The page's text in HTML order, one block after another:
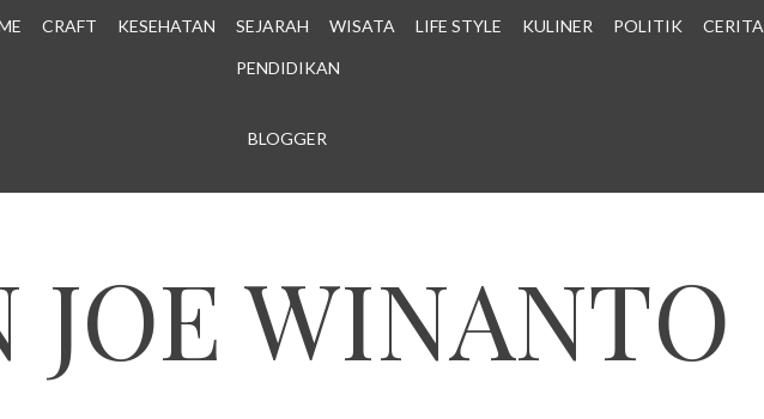
CRAFT KESEHATAN SEJARAH WISATA LIFE STYLE KULINER POLITIK CERITA
PENDIDIKAN
BLOGGER
JOE WINANTO